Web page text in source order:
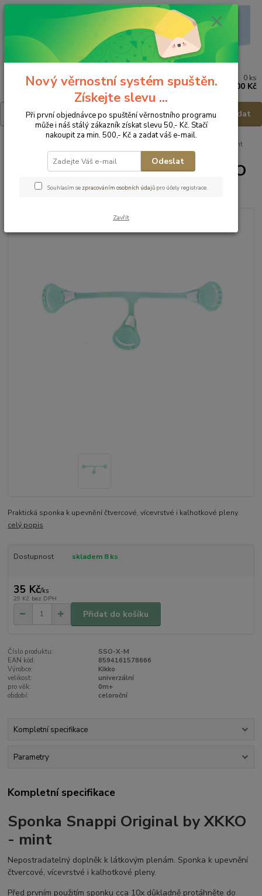
Menu
Hledat
0 ks
0,00 Kč
Sponka Snappi Original by XKKO - mint
Sponka Snappi Original by XKKO
- mint
Praktická sponka k upevnění čtvercové, vícevrstvé i kalhotkové pleny.
celý popis
Dostupnost skladem 8 ks
35 Kč/ks
29 Kč bez DPH
Přidat do košíku
Číslo produktu:
SSO-X-M
EAN kód:
8594161578666
Výrobce:
Kikko
velikost:
univerzální
pro věk:
0m+
období:
celoroční
Kompletní specifikace
Parametry
Kompletní specifikace
Sponka Snappi Original by XKKO
- mint
Nepostradatelný doplněk k látkovým plenám. Sponka k upevnění
čtvercové, vícevrstvé i kalhotkové pleny.
Před prvním použitím sponku cca 10x důkladně protáhněte do
Nový věrnostní systém spuštěn.
Získejte slevu ...
Při první objednávce po spuštění věrnostního programu
může i náš stálý zákazník získat slevu 50,- Kč. Stačí
nakoupit za min. 500,- Kč a zadat váš e-mail.
Odeslat
Souhlasím se zpracováním osobních údajů pro účely registrace.
Zavřít